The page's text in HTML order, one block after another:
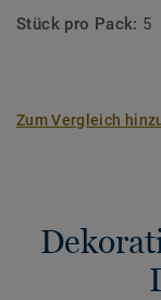
Stück pro Pack: 5
Zum Vergleich